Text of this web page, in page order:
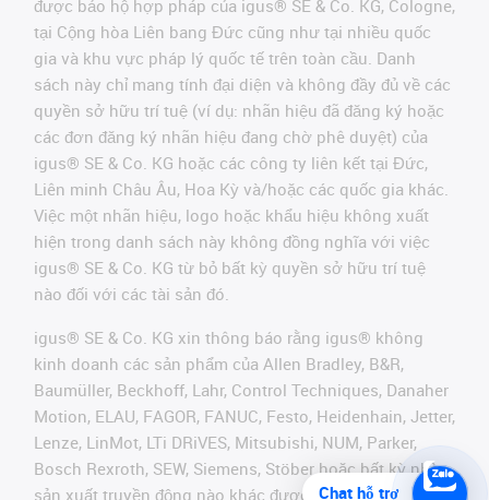
được bảo hộ hợp pháp của igus® SE & Co. KG, Cologne,
tại Cộng hòa Liên bang Đức cũng như tại nhiều quốc
gia và khu vực pháp lý quốc tế trên toàn cầu. Danh
sách này chỉ mang tính đại diện và không đầy đủ về các
quyền sở hữu trí tuệ (ví dụ: nhãn hiệu đã đăng ký hoặc
các đơn đăng ký nhãn hiệu đang chờ phê duyệt) của
igus® SE & Co. KG hoặc các công ty liên kết tại Đức,
Liên minh Châu Âu, Hoa Kỳ và/hoặc các quốc gia khác.
Việc một nhãn hiệu, logo hoặc khẩu hiệu không xuất
hiện trong danh sách này không đồng nghĩa với việc
igus® SE & Co. KG từ bỏ bất kỳ quyền sở hữu trí tuệ
nào đối với các tài sản đó.
igus® SE & Co. KG xin thông báo rằng igus® không
kinh doanh các sản phẩm của Allen Bradley, B&R,
Baumüller, Beckhoff, Lahr, Control Techniques, Danaher
Motion, ELAU, FAGOR, FANUC, Festo, Heidenhain, Jetter,
Lenze, LinMot, LTi DRiVES, Mitsubishi, NUM, Parker,
Bosch Rexroth, SEW, Siemens, Stöber hoặc bất kỳ nhà
sản xuất truyền động nào khác được đề cập trên
Chat hỗ trợ